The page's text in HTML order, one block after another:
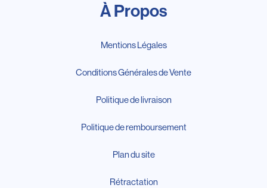
À Propos
Mentions Légales
Conditions Générales de Vente
Politique de livraison
Politique de remboursement
Plan du site
Rétractation